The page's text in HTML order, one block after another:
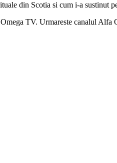
din Scotia si cum i-a sustinut
TV. Urmareste canalul Alfa